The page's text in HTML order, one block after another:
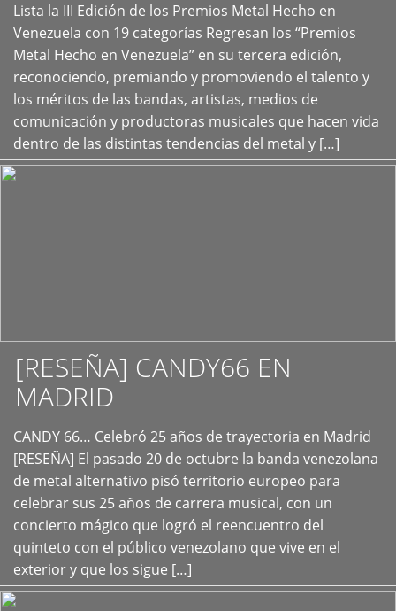
Lista la III Edición de los Premios Metal Hecho en
Venezuela con 19 categorías Regresan los “Premios
Metal Hecho en Venezuela” en su tercera edición,
reconociendo, premiando y promoviendo el talento y
los méritos de las bandas, artistas, medios de
comunicación y productoras musicales que hacen vida
dentro de las distintas tendencias del metal y […]
+
[RESEÑA] CANDY66 EN
MADRID
CANDY 66… Celebró 25 años de trayectoria en Madrid
[RESEÑA] El pasado 20 de octubre la banda venezolana
de metal alternativo pisó territorio europeo para
celebrar sus 25 años de carrera musical, con un
concierto mágico que logró el reencuentro del
quinteto con el público venezolano que vive en el
exterior y que los sigue […]
+